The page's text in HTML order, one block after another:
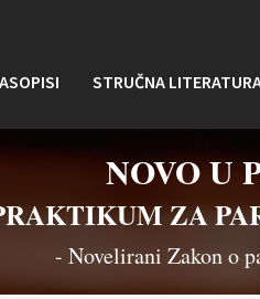
STRUČNA
NOVO U
ZA
- Novelirani Zakon o